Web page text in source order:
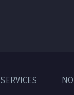
SERVICES